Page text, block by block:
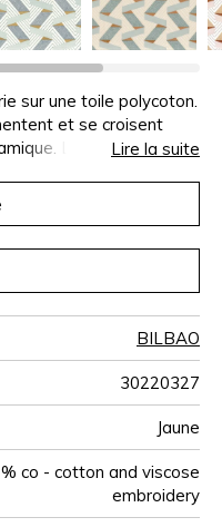
sur une toile polycoton.
et se croisent
La richesse des
pour des rideaux frais,
store bateau.
Lire la suite
BILBAO
30220327
Jaune
co - cotton and viscose
embroidery